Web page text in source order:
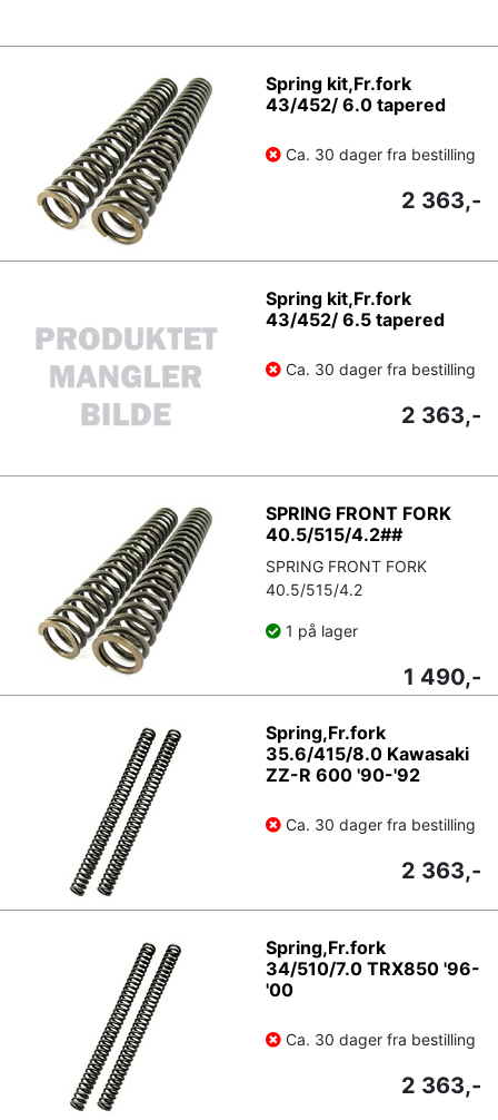
Spring kit,Fr.fork
43/452/ 6.0 tapered
Ca. 30 dager fra bestilling
2 363,-
Spring kit,Fr.fork
43/452/ 6.5 tapered
Ca. 30 dager fra bestilling
2 363,-
SPRING FRONT FORK
40.5/515/4.2##
SPRING FRONT FORK
40.5/515/4.2
1 på lager
1 490,-
Spring,Fr.fork
35.6/415/8.0 Kawasaki
ZZ-R 600 '90-'92
Ca. 30 dager fra bestilling
2 363,-
Spring,Fr.fork
34/510/7.0 TRX850 '96-
'00
Ca. 30 dager fra bestilling
2 363,-